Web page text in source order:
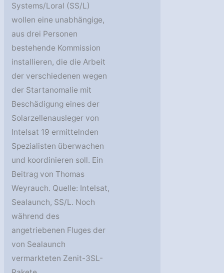
Systems/Loral (SS/L)
wollen eine unabhängige,
aus drei Personen
bestehende Kommission
installieren, die die Arbeit
der verschiedenen wegen
der Startanomalie mit
Beschädigung eines der
Solarzellenausleger von
Intelsat 19 ermittelnden
Spezialisten überwachen
und koordinieren soll. Ein
Beitrag von Thomas
Weyrauch. Quelle: Intelsat,
Sealaunch, SS/L. Noch
während des
angetriebenen Fluges der
von Sealaunch
vermarkteten Zenit-3SL-